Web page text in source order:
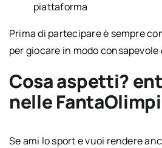
piattaforma
Prima di partecipare è sempre
per giocare in modo consapevole
Cosa aspetti?
nelle
Se ami lo sport e vuoi rendere